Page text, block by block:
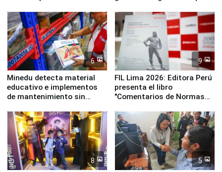
Panamericanos Lima 2027
6
Minedu detecta material
educativo e implementos
de mantenimiento sin
la UGEL 2
9
FIL Lima 2026: Editora Perú
presenta el libro
"Comentarios de Normas
Derecho Colectivo"
8 5